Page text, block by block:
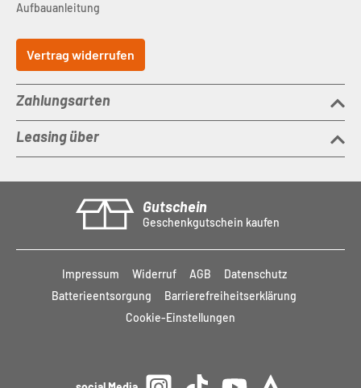
Aufbauanleitung
Vertrag widerrufen
Zahlungsarten
Leasing über
Gutschein
Geschenkgutschein kaufen
Impressum Widerruf AGB
Datenschutz
Batterieentsorgung
Barrierefreiheitserklärung
Cookie-Einstellungen